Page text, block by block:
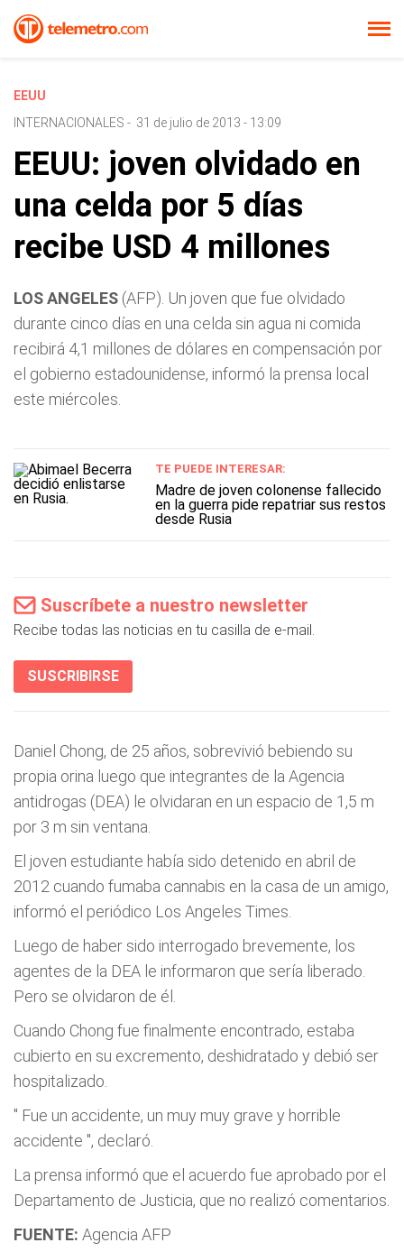
EEUU
INTERNACIONALES - 31 de julio de 2013 - 13:09
EEUU: joven olvidado en
una celda por 5 días
recibe USD 4 millones
LOS ANGELES (AFP). Un joven que fue olvidado
durante cinco días en una celda sin agua ni comida
recibirá 4,1 millones de dólares en compensación por
el gobierno estadounidense, informó la prensa local
este miércoles.
TE PUEDE INTERESAR:
Madre de joven colonense fallecido
en la guerra pide repatriar sus restos
desde Rusia
Suscríbete a nuestro newsletter
Recibe todas las noticias en tu casilla de e-mail.
SUSCRIBIRSE
Daniel Chong, de 25 años, sobrevivió bebiendo su
propia orina luego que integrantes de la Agencia
antidrogas (DEA) le olvidaran en un espacio de 1,5 m
por 3 m sin ventana.
El joven estudiante había sido detenido en abril de
2012 cuando fumaba cannabis en la casa de un amigo,
informó el periódico Los Angeles Times.
Luego de haber sido interrogado brevemente, los
agentes de la DEA le informaron que sería liberado.
Pero se olvidaron de él.
Cuando Chong fue finalmente encontrado, estaba
cubierto en su excremento, deshidratado y debió ser
hospitalizado.
" Fue un accidente, un muy muy grave y horrible
accidente ", declaró.
La prensa informó que el acuerdo fue aprobado por el
Departamento de Justicia, que no realizó comentarios.
FUENTE: Agencia AFP